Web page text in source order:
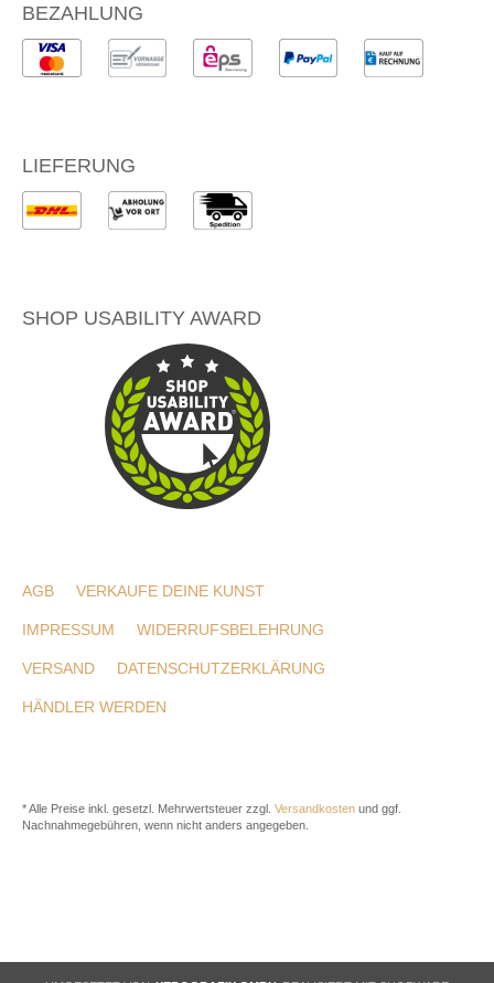
BEZAHLUNG
LIEFERUNG
SHOP USABILITY AWARD
AGB VERKAUFE DEINE KUNST
IMPRESSUM WIDERRUFSBELEHRUNG
VERSAND DATENSCHUTZERKLÄRUNG
HÄNDLER WERDEN
* Alle Preise inkl. gesetzl. Mehrwertsteuer zzgl. Versandkosten und ggf.
Nachnahmegebühren, wenn nicht anders angegeben.